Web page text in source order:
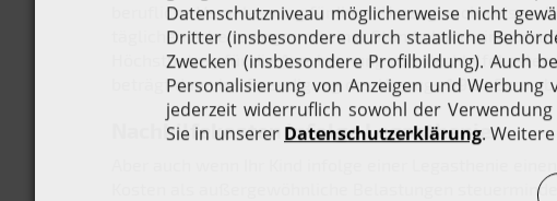
berufliche Veranlassung für Ihren Umzug nachweisen.
täglichen Arbeitswegs von einer Stunde kann eine
Höchstbetrag für die Anerkennung von
beträgt dann bei Beendigung des Umzugs 1.984 Euro
Nachhilfekosten infolge Legasthenie
Kosten als außergewöhnliche Belastungen